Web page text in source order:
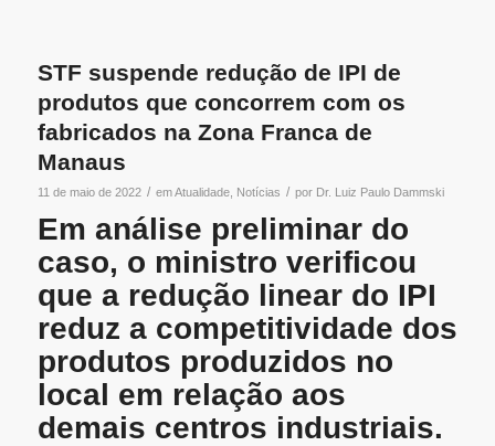
STF suspende redução de IPI de
produtos que concorrem com os
fabricados na Zona Franca de
Manaus
11 de maio de 2022 / emAtualidade, Notícias / por Dr. Luiz Paulo Dammski
Em análise preliminar do
caso, o ministro verificou
que a redução linear do IPI
reduz a competitividade dos
produtos produzidos no
local em relação aos
demais centros industriais.